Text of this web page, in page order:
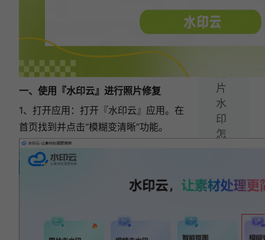
一、使用『水印云』进行照片修复
1、打开应用：打开『水印云』应用。在
首页找到并点击“模糊变清晰”功能。
下
片
水
印
怎
掉？
这